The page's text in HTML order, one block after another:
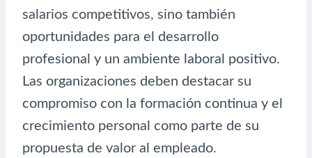
salarios competitivos, sino también
oportunidades para el desarrollo
profesional y un ambiente laboral positivo.
Las organizaciones deben destacar su
compromiso con la formación continua y el
crecimiento personal como parte de su
propuesta de valor al empleado.